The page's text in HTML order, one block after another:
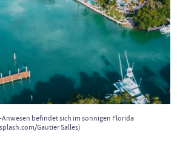
befindet sich im sonnigen Florida
Gautier Salles)